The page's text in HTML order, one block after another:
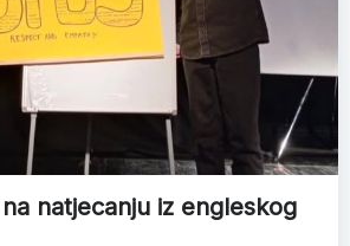
natjecanju iz engleskog